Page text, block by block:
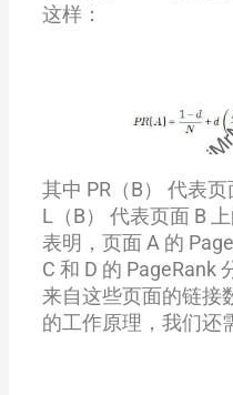
这样：
其中 PR（B）
代表页
L（B）
代表页面 B
表明，页面 A 的
C 和 D 的 PageRank
来自这些页面的链接
的工作原理，我们还